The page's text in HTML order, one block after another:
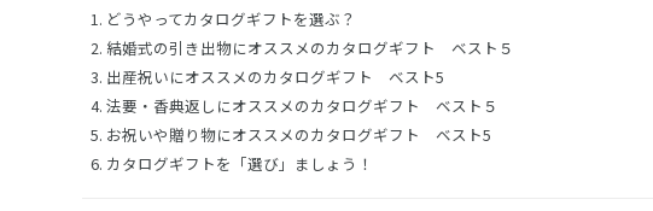
どうやってカタログギフトを選ぶ？
結婚式の引き出物にオススメのカタログギフト ベスト５
出産祝いにオススメのカタログギフト ベスト5
法要・香典返しにオススメのカタログギフト ベスト５
お祝いや贈り物にオススメのカタログギフト ベスト5
カタログギフトを「選び」ましょう！